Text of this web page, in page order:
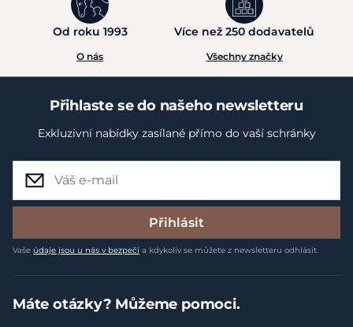
Od roku 1993
O nás
Více než 250 dodavatelů
Všechny značky
Přihlaste se do našeho newsletteru
Exkluzivní nabídky zasílané přímo do vaší schránky
Přihlásit
Vaše údaje jsou u nás v bezpečí a kdykoliv se můžete z newsletteru odhlásit.
Máte otázky? Můžeme pomoci.